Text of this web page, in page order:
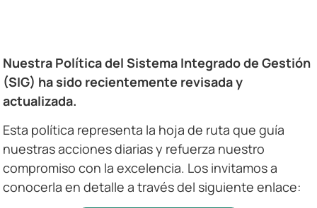
Nuestra Política del Sistema Integrado de Gestión
(SIG) ha sido recientemente revisada y
actualizada.
Esta política representa la hoja de ruta que guía
nuestras acciones diarias y refuerza nuestro
compromiso con la excelencia. Los invitamos a
conocerla en detalle a través del siguiente enlace: